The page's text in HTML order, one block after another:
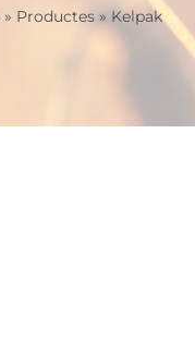
» Productes » Kelpak